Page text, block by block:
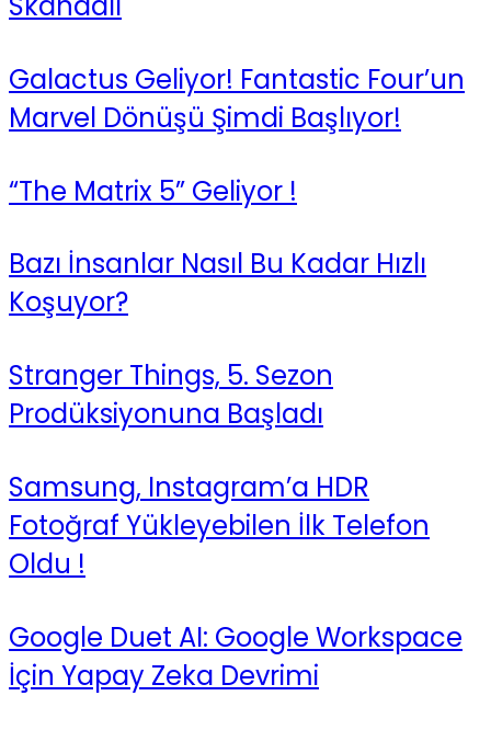
Galactus Geliyor! Fantastic Four’un
Marvel Dönüşü Şimdi Başlıyor!
“The Matrix 5” Geliyor !
Bazı İnsanlar Nasıl Bu Kadar Hızlı
Koşuyor?
Stranger Things, 5. Sezon
Prodüksiyonuna Başladı
Samsung, Instagram’a HDR
Fotoğraf Yükleyebilen İlk Telefon
Oldu !
Google Duet AI: Google Workspace
İçin Yapay Zeka Devrimi